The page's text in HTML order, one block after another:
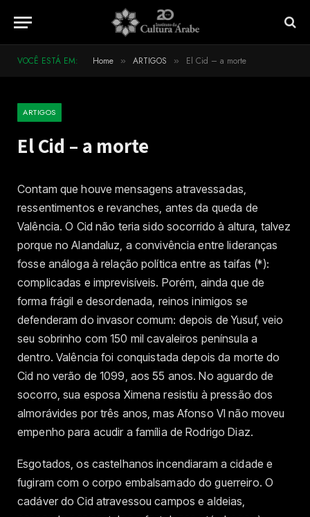
VOCÊ ESTÁ EM: Home » ARTIGOS » El Cid – a morte
ARTIGOS
El Cid – a morte
Contam que houve mensagens atravessadas,
ressentimentos e revanches, antes da queda de
Valência. O Cid não teria sido socorrido à altura, talvez
porque no Alandaluz, a convivência entre lideranças
fosse análoga à relação política entre as taifas (*):
complicadas e imprevisíveis. Porém, ainda que de
forma frágil e desordenada, reinos inimigos se
defenderam do invasor comum: depois de Yusuf, veio
seu sobrinho com 150 mil cavaleiros península a
dentro. Valência foi conquistada depois da morte do
Cid no verão de 1099, aos 55 anos. No aguardo de
socorro, sua esposa Ximena resistiu à pressão dos
almorávides por três anos, mas Afonso VI não moveu
empenho para acudir a família de Rodrigo Diaz.
Esgotados, os castelhanos incendiaram a cidade e
fugiram com o corpo embalsamado do guerreiro. O
cadáver do Cid atravessou campos e aldeias,